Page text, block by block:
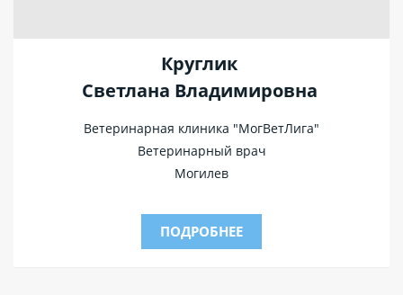
Круглик
Светлана Владимировна
Ветеринарная клиника "МогВетЛига"
Ветеринарный врач
Могилев
ПОДРОБНЕЕ